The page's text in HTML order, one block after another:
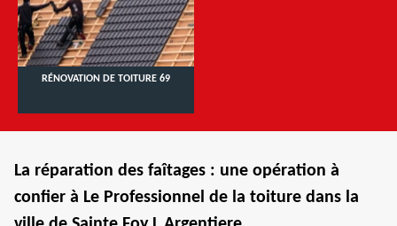
RÉNOVATION DE TOITURE 69
La réparation des faîtages : une opération à
confier à Le Professionnel de la toiture dans la